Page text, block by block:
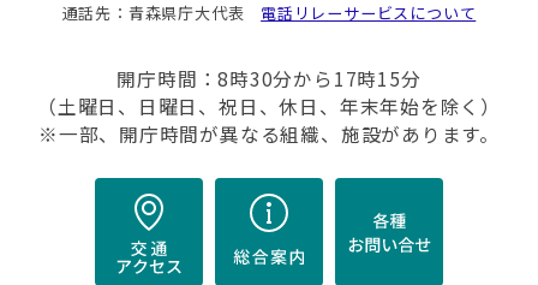
通話先：青森県庁大代表 電話リレーサービスについて
開庁時間：8時30分から17時15分
（土曜日、日曜日、祝日、休日、年末年始を除く）
※一部、開庁時間が異なる組織、施設があります。